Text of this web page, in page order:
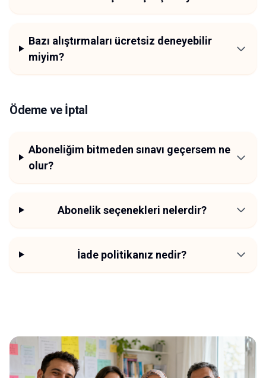
Bazı alıştırmaları ücretsiz deneyebilir
miyim?
Ödeme ve İptal
Aboneliğim bitmeden sınavı geçersem ne
olur?
Abonelik seçenekleri nelerdir?
İade politikanız nedir?